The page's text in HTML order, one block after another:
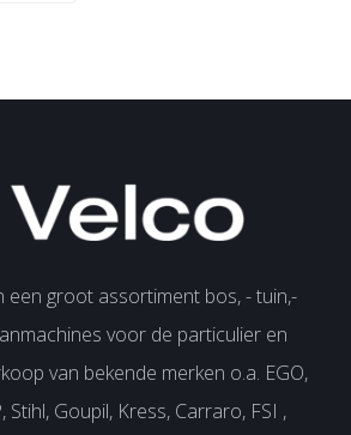
een groot assortiment bos, - tuin,-
voor de particulier en
van bekende merken o.a. EGO,
Stihl, Goupil, Kress, Carraro, FSI ,